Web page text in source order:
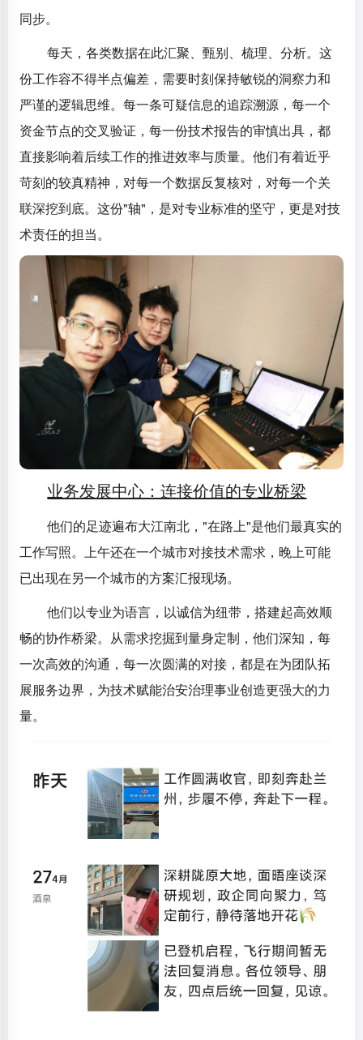
同步。
每天，各类数据在此汇聚、甄别、梳理、分析。这
份工作容不得半点偏差，需要时刻保持敏锐的洞察力和
严谨的逻辑思维。每一条可疑信息的追踪溯源，每一个
资金节点的交叉验证，每一份技术报告的审慎出具，都
直接影响着后续工作的推进效率与质量。他们有着近乎
苛刻的较真精神，对每一个数据反复核对，对每一个关
联深挖到底。这份"轴"，是对专业标准的坚守，更是对技
术责任的担当。
业务发展中心：连接价值的专业桥梁
他们的足迹遍布大江南北，"在路上"是他们最真实的
工作写照。上午还在一个城市对接技术需求，晚上可能
已出现在另一个城市的方案汇报现场。
他们以专业为语言，以诚信为纽带，搭建起高效顺
畅的协作桥梁。从需求挖掘到量身定制，他们深知，每
一次高效的沟通，每一次圆满的对接，都是在为团队拓
展服务边界，为技术赋能治安治理事业创造更强大的力
量。